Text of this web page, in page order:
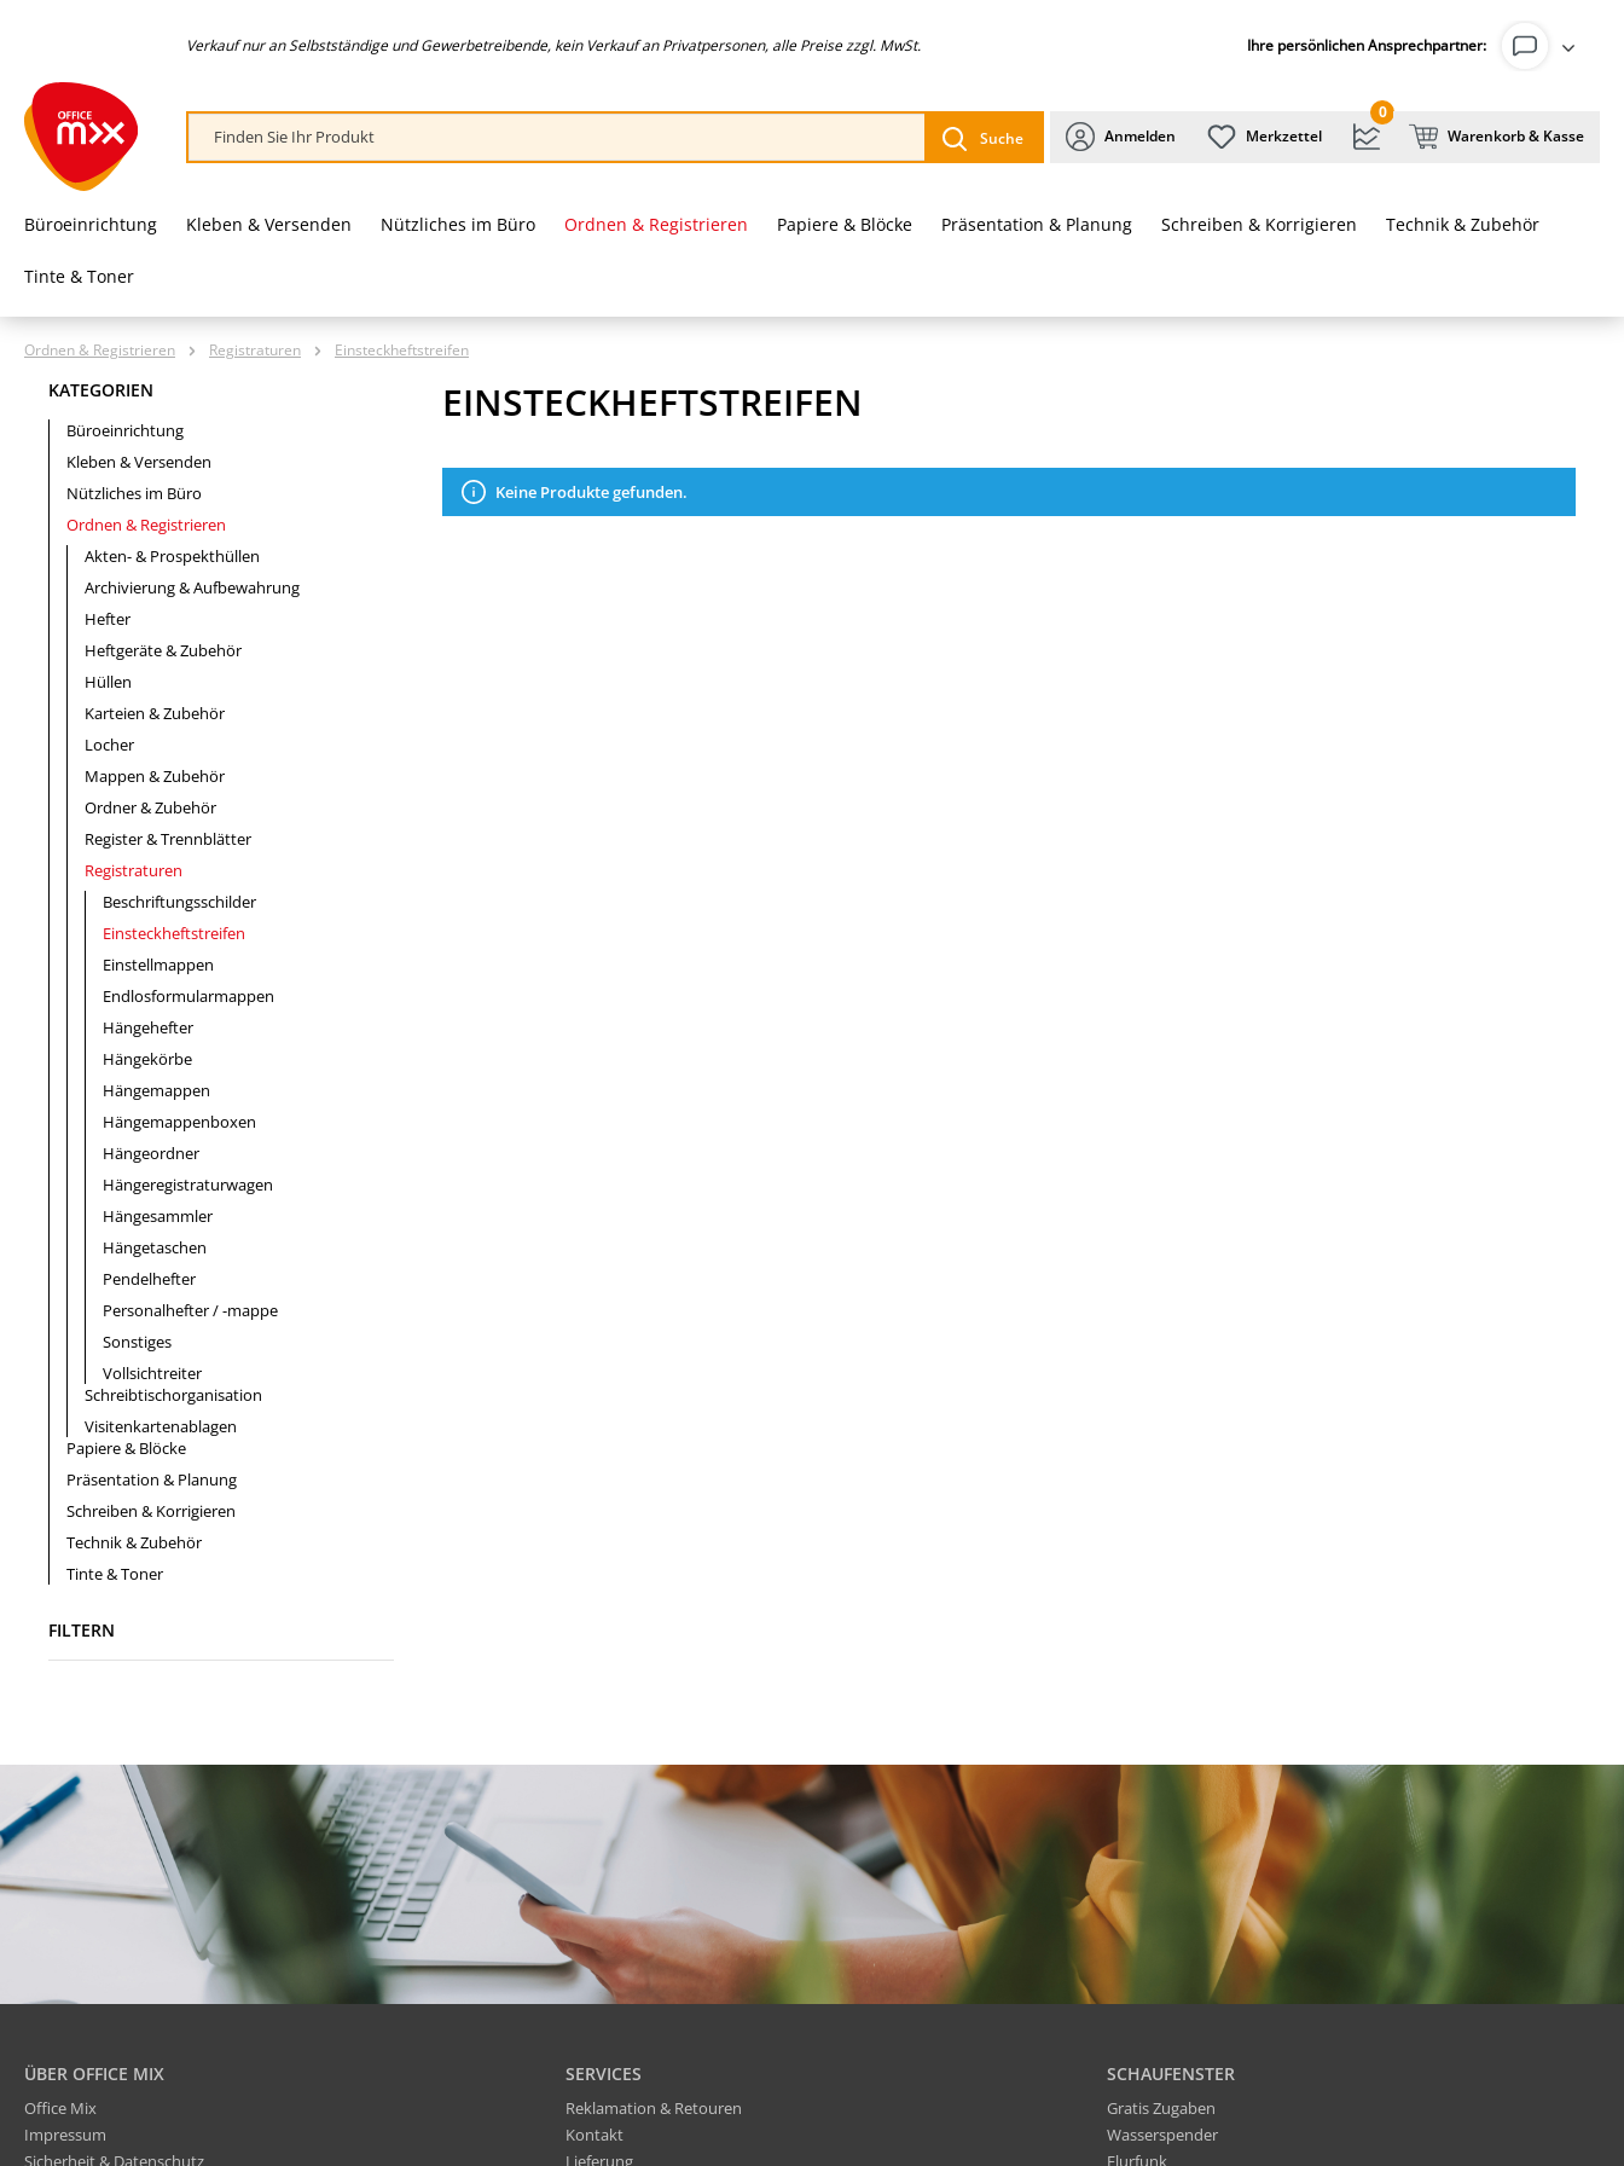
Verkauf nur an Selbstständige und Gewerbetreibende, kein Verkauf an Privatpersonen, alle Preise zzgl. MwSt. Ihre persönlichen Ansprechpartner:
Suche Anmelden Merkzettel
0
Warenkorb & Kasse
Büroeinrichtung Kleben & Versenden Nützliches im Büro Ordnen & Registrieren Papiere & Blöcke Präsentation & Planung Schreiben & Korrigieren Technik & Zubehör
Tinte & Toner
Ordnen & Registrieren Registraturen Einsteckheftstreifen
KATEGORIEN
Büroeinrichtung
Kleben & Versenden
Nützliches im Büro
Ordnen & Registrieren
Akten- & Prospekthüllen
Archivierung & Aufbewahrung
Hefter
Heftgeräte & Zubehör
Hüllen
Karteien & Zubehör
Locher
Mappen & Zubehör
Ordner & Zubehör
Register & Trennblätter
Registraturen
Beschriftungsschilder
Einsteckheftstreifen
Einstellmappen
Endlosformularmappen
Hängehefter
Hängekörbe
Hängemappen
Hängemappenboxen
Hängeordner
Hängeregistraturwagen
Hängesammler
Hängetaschen
Pendelhefter
Personalhefter / -mappe
Sonstiges
Vollsichtreiter
Schreibtischorganisation
Visitenkartenablagen
Papiere & Blöcke
Präsentation & Planung
Schreiben & Korrigieren
Technik & Zubehör
Tinte & Toner
FILTERN
EINSTECKHEFTSTREIFEN
Keine Produkte gefunden.
ÜBER OFFICE MIX
Office Mix
Impressum
Sicherheit & Datenschutz
SERVICES
Reklamation & Retouren
Kontakt
Lieferung
SCHAUFENSTER
Gratis Zugaben
Wasserspender
Flurfunk